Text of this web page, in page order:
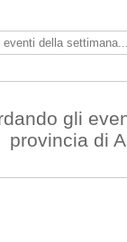
gli
provincia di